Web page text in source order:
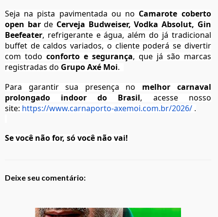
Seja na pista pavimentada ou no Camarote coberto
open barde Cerveja Budweiser, Vodka Absolut, Gin
Beefeater, refrigerante e água, além do já tradicional
buffet de caldos variados, o cliente poderá se divertir
com todo conforto e segurança, que já são marcas
registradas do Grupo Axé Moi.
Para garantir sua presença no melhor carnaval
prolongado indoor do Brasil, acesse nosso
site: https://www.carnaporto-axemoi.com.br/2026/ .
Se você não for, só você não vai!
Deixe seu comentário: